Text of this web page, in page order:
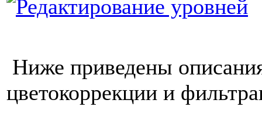
Ниже приведены
цветокоррекции и